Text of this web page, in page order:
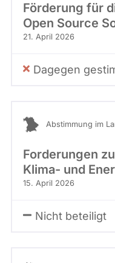
Förderung für
Open Source
21. April 2026
Dagegen
Abstimmung im
Forderungen
Klima- und
15. April 2026
Nicht beteiligt